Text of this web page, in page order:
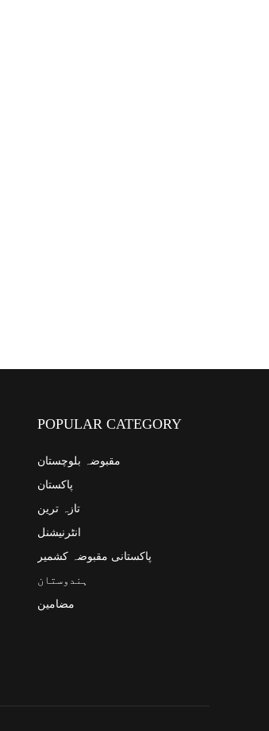
POPULAR CATEGORY
مقبوضہ بلوچستان
پاکستان
تازہ ترین
انٹرنیشنل
پاکستانی مقبوضہ کشمیر
ہندوستان
مضامین